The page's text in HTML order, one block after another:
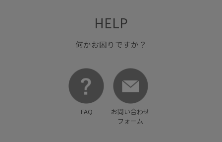
HELP
何かお困りですか？
FAQ
お問い合わせ
フォーム